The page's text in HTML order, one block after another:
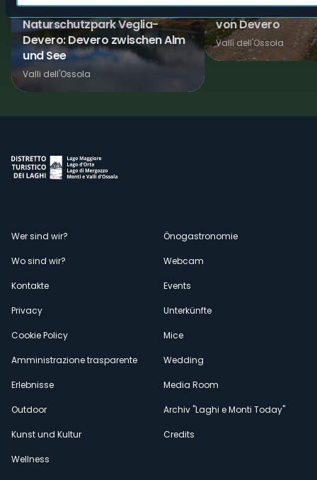
STRECKE SLOW TREK -
Naturschutzpark Veglia-
Devero: Devero zwischen Alm
und See
Valli dell'Ossola
MTB-ROUTE: Der
von Devero
Valli dell'Ossola
Menù
secondario
Wer sind wir?
Wo sind wir?
Kontakte
Privacy
Cookie Policy
Amministrazione trasparente
Erlebnisse
Outdoor
Kunst und Kultur
Wellness
Önogastronomie
Webcam
Events
Unterkünfte
Mice
Wedding
Media Room
Archiv "Laghi e Monti Today"
Credits